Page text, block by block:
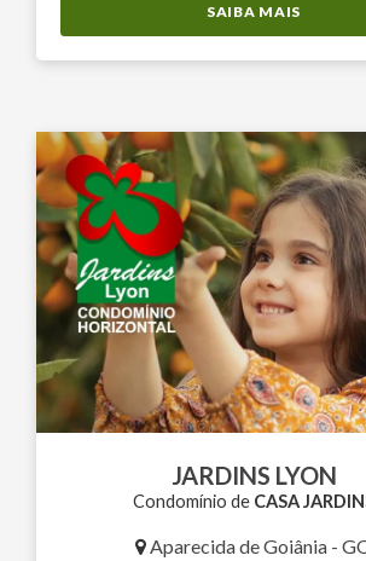
SAIBA MAIS
JARDINS LYON
Condomínio de CASA
Aparecida de Goiânia -